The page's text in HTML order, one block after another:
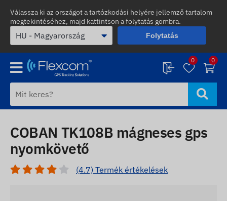
Válassza ki az országot a tartózkodási helyére jellemző tartalom
megtekintéséhez, majd kattintson a folytatás gombra.
Folytatás
0 0
COBAN TK108B mágneses gps
nyomkövető
(4.7) Termék értékelések